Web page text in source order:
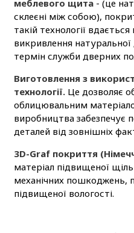
меблевого щита- (це
склеєні між собою),
такій технології
викривлення
термін служби дверних
Виготовлення з
технології.Це дозволяє
облицювальним
виробництва забезпечує
деталей від зовнішніх
3D-Graf покриття
матеріал підвищеної
механічних пошкоджень,
підвищеної вологості.